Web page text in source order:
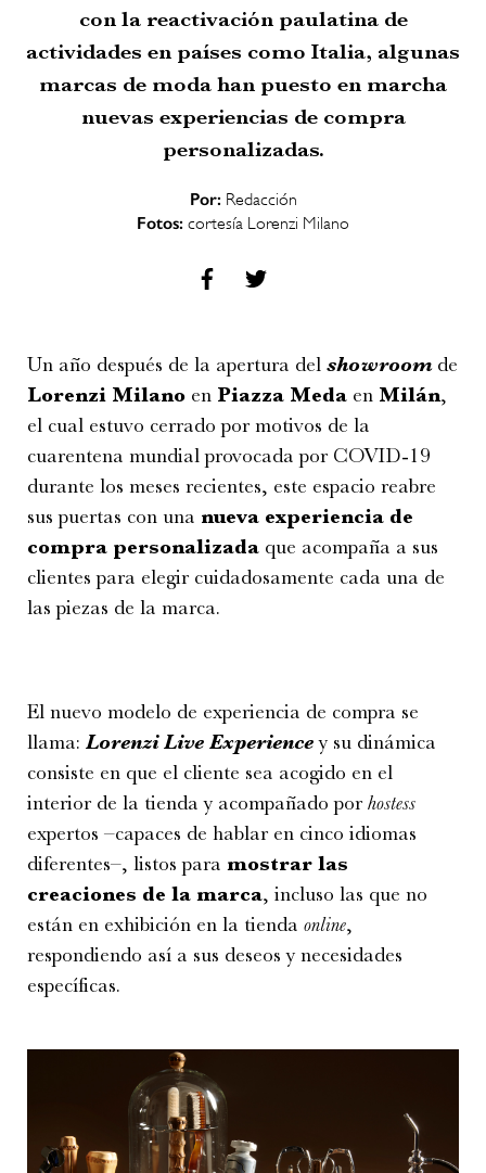
con la reactivación paulatina de
actividades en países como Italia, algunas
marcas de moda han puesto en marcha
nuevas experiencias de compra
personalizadas.
Por: Redacción
Fotos: cortesía Lorenzi Milano
Un año después de la apertura del showroomde
Lorenzi Milano en Piazza Meda en Milán,
el cual estuvo cerrado por motivos de la
cuarentena mundial provocada por COVID-19
durante los meses recientes, este espacio reabre
sus puertas con una nueva experiencia de
compra personalizada que acompaña a sus
clientes para elegir cuidadosamente cada una de
las piezas de la marca.
El nuevo modelo de experiencia de compra se
llama: Lorenzi Live Experiencey su dinámica
consiste en que el cliente sea acogido en el
interior de la tienda y acompañado por hostess
expertos –capaces de hablar en cinco idiomas
diferentes–, listos para mostrar las
creaciones de la marca, incluso las que no
están en exhibición en la tienda online,
respondiendo así a sus deseos y necesidades
específicas.